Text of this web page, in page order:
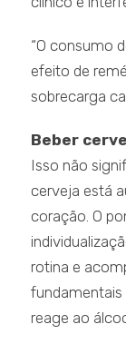
“O consumo
efeito de
sobrecarga
Beber
Isso não
cerveja está
coração. O
rotina e
reage ao